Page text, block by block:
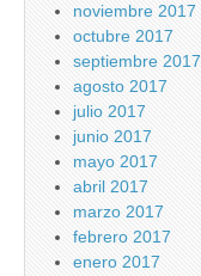
noviembre 2017
octubre 2017
septiembre 2017
agosto 2017
julio 2017
junio 2017
mayo 2017
abril 2017
marzo 2017
febrero 2017
enero 2017